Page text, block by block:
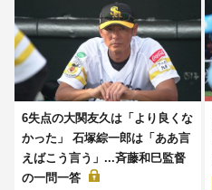
6失点の大関友久は「より良くな
かった」 石塚綜一郎は「ああ言
えばこう言う」...斉藤和巳監督
の一問一答